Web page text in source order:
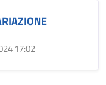
17:02